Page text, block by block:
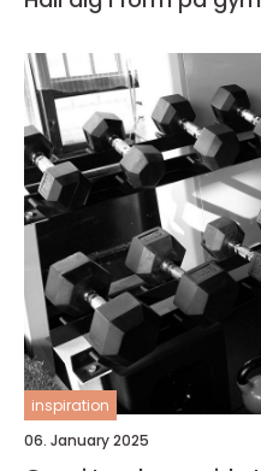
inspiration
06. January 2025